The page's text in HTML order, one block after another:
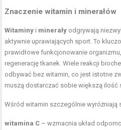
Znaczenie witamin i minerałów
Witaminy i minerały odgrywają
aktywnie uprawiających sport. To
prawidłowe funkcjonowanie
regenerację tkanek. Wiele reakcji
odbywać bez witamin, co jest istotne
muszą dostarczać sobie większą ilość
Wśród witamin szczególnie wyróżniają
witamina C – wzmacnia układ